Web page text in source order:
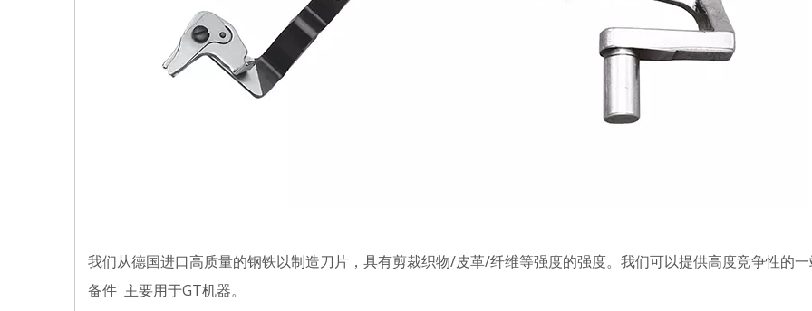
我们从德国进口高质量的钢铁以制造刀片，具有剪裁织物/皮革/纤维等强度的强度。我们可以提供高度竞争性的
备件 主要用于GT机器。